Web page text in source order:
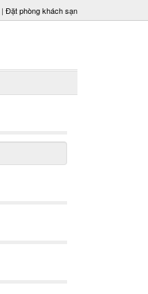
| Đặt phòng khách sạn